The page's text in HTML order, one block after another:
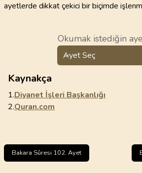
ayetlerde dikkat çekici bir biçimde
Okumak istediğin
Ayet Seç
Kaynakça
1.Diyanet İşleri Başkanlığı
2.Quran.com
Bakara Sûresi 102. Ayet